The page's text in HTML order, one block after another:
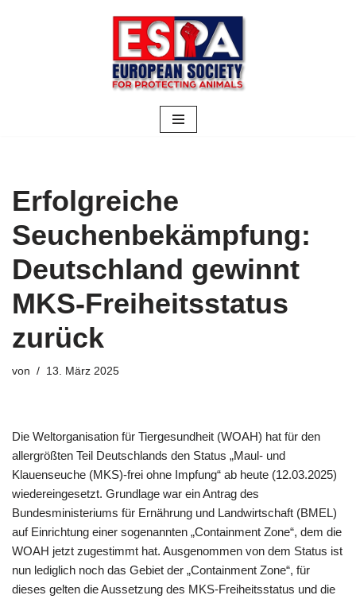
Erfolgreiche
Seuchenbekämpfung:
Deutschland gewinnt
MKS-Freiheitsstatus
zurück
von 13. März 2025
Die Weltorganisation für Tiergesundheit (WOAH) hat für den
allergrößten Teil Deutschlands den Status „Maul- und
Klauenseuche (MKS)-frei ohne Impfung“ ab heute (12.03.2025)
wiedereingesetzt. Grundlage war ein Antrag des
Bundesministeriums für Ernährung und Landwirtschaft (BMEL)
auf Einrichtung einer sogenannten „Containment Zone“, dem die
WOAH jetzt zugestimmt hat. Ausgenommen von dem Status ist
nun lediglich noch das Gebiet der „Containment Zone“, für
dieses gelten die Aussetzung des MKS-Freiheitsstatus und die